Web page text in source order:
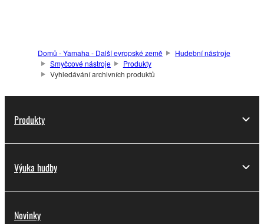
Domů - Yamaha - Další evropské země
Hudební nástroje
Smyčcové nástroje
Produkty
Vyhledávání archivních produktů
Produkty
Výuka hudby
Novinky